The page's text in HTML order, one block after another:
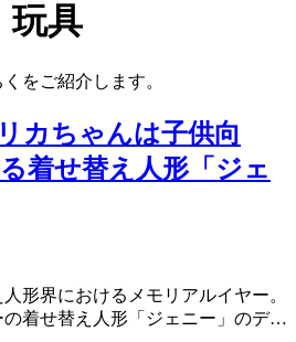
玩具
をご紹介します。
カちゃんは子供向
着せ替え人形「ジェ
形界におけるメモリアルイヤー。
の着せ替え人形「ジェニー」のデ…